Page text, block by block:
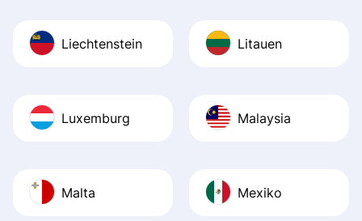
Liechtenstein Litauen
Luxemburg Malaysia
Malta Mexiko